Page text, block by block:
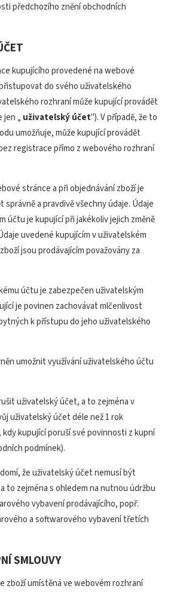
předchozího znění obchodních
kupujícího provedené na webové
do svého uživatelského
rozhraní může kupující provádět
jen „ uživatelský účet"). V případě, že to
umožňuje, může kupující provádět
registrace přímo z webového rozhraní
stránce a při objednávání zboží je
a pravdivě všechny údaje. Údaje
účtu je kupující při jakékoliv jejich změně
uvedené kupujícím v uživatelském
jsou prodávajícím považovány za
účtu je zabezpečen uživatelským
je povinen zachovávat mlčenlivost
k přístupu do jeho uživatelského
umožnit využívání uživatelského účtu
uživatelský účet, a to zejména v
uživatelský účet déle než 1 rok
kdy kupující poruší své povinnosti z kupní
podmínek).
že uživatelský účet nemusí být
to zejména s ohledem na nutnou údržbu
vybavení prodávajícího, popř.
a softwarového vybavení třetích
SMLOUVY
zboží umístěná ve webovém rozhraní